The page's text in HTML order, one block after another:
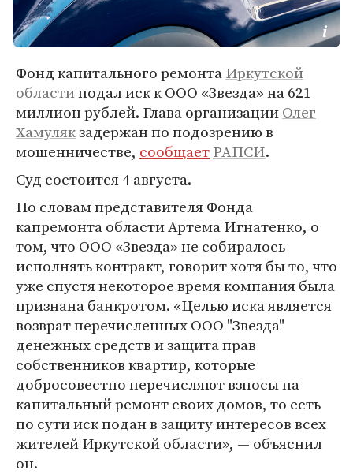
Фонд капитального ремонтаИркутской
областиподал иск к ООО «Звезда» на 621
миллион рублей. Глава организацииОлег
Хамулякзадержан по подозрению в
мошенничестве, сообщаетРАПСИ.
Суд состоится 4 августа.
По словам представителя Фонда
капремонта области Артема Игнатенко, о
том, что ООО «Звезда» не собиралось
исполнять контракт, говорит хотя бы то, что
уже спустя некоторое время компания была
признана банкротом. «Целью иска является
возврат перечисленных ООО "Звезда"
денежных средств и защита прав
собственников квартир, которые
добросовестно перечисляют взносы на
капитальный ремонт своих домов, то есть
по сути иск подан в защиту интересов всех
жителей Иркутской области», — объяснил
он.